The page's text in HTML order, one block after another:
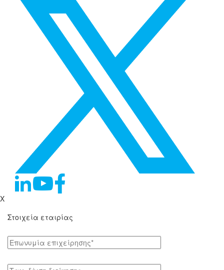
X
Στοιχεία εταιρίας